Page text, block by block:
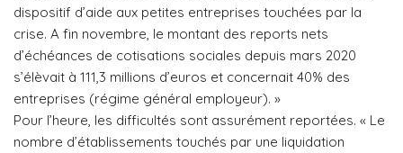
dispositif d’aide aux petites entreprises touchées par la
crise. A fin novembre, le montant des reports nets
d’échéances de cotisations sociales depuis mars 2020
s’élèvait à 111,3 millions d’euros et concernait 40% des
entreprises (régime général employeur). »
Pour l’heure, les difficultés sont assurément reportées. « Le
nombre d’établissements touchés par une liquidation